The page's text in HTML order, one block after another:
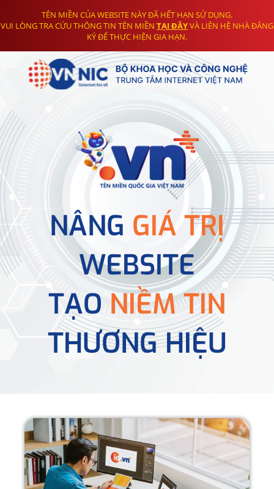
TÊN MIỀN CỦA WEBSITE NÀY ĐÃ HẾT HẠN SỬ DỤNG.
VUI LÒNG TRA CỨU THÔNG TIN TÊN MIỀN TẠI ĐÂYVÀ LIÊN HỆ NHÀ ĐĂNG
KÝ ĐỂ THỰC HIỆN GIA HẠN.
NÂNG GIÁ TRỊ
WEBSITE
TẠONIỀM TIN
THƯƠNG HIỆU